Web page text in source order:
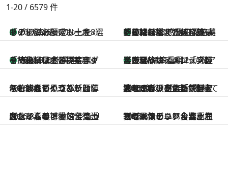
1-20 / 6579件
2026.8.6
あの伝説の限定トートも！ リニューアルした「ディーン＆デルーカ ハワイ」で必須のお土産8選 2026.8.6
「荷物が増えるほど旅ストレスは増す」美容ジャーナリストがたどり着いた最終結論。“化粧品を劇的に減らす”感動の凝縮美容とは
2026.8.6
「旅先には金髪ウィッグを持参」日本と同じメイクでは損してる!? 美容ジャーナリストが提案する“掟破りの旅美容”とは 2026.8.6
【厳選旅コスメ】「身軽さ＆UV対策重視！」ヘアアーティストshucoが選んだ夏旅ベストコスメを発表【Mサイズジップ】
2026.8.5
キーンのアイコンがレザーをまとい見せる新顔 伝統的なものづくりと暮らしが息づく京都・西陣でお披露目 2026.8.5
【なぜ吉沢亮は「気配を消せる」のか？】興行収入208億の『国宝』を経て挑むミュージカル『ディア・エヴァン・ハンセン』。トップ俳優が舞台上でさらけ出した“孤独”とは
2026.8.5
台北からちょっと足を延ばして嘉義へ！ マジョリカタイルの博物館で見つけたレトロ可愛い台湾土産 2026.8.5
下町風情あふれる台北屈指の人気エリア・大稲埕でセンスのいい台湾土産《ヴィンテージ食器、おしゃれなビニールバッグ…》